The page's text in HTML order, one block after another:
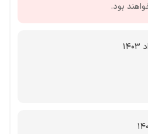
بود.​